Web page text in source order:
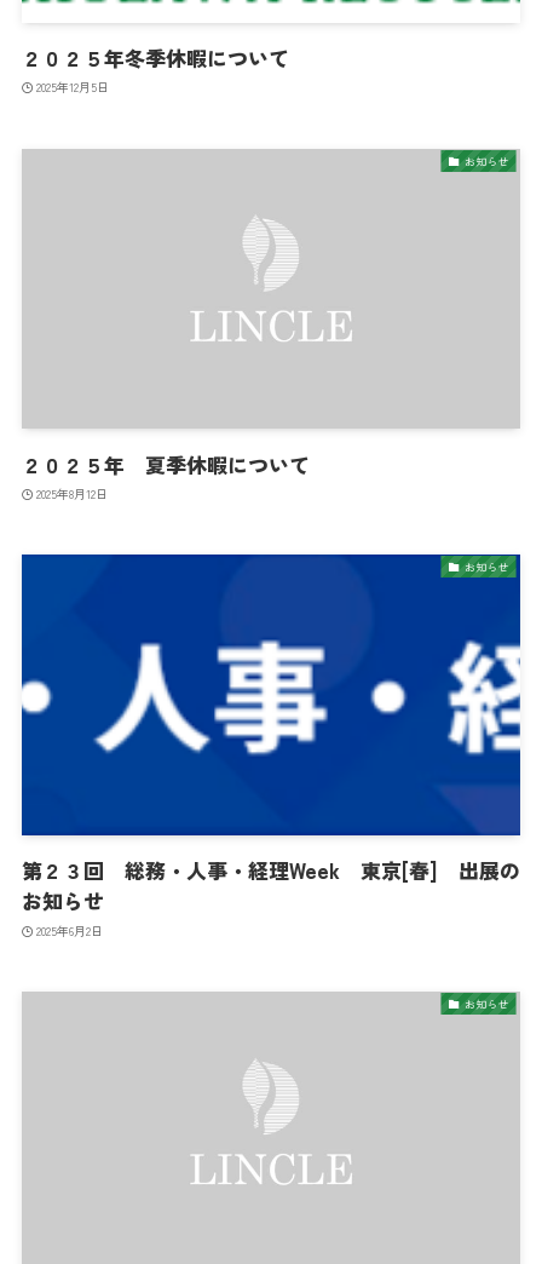
２０２５年冬季休暇について
2025年12月5日
お知らせ
２０２５年 夏季休暇について
2025年8月12日
お知らせ
第２３回 総務・人事・経理Week 東京[春] 出展の
お知らせ
2025年6月2日
お知らせ